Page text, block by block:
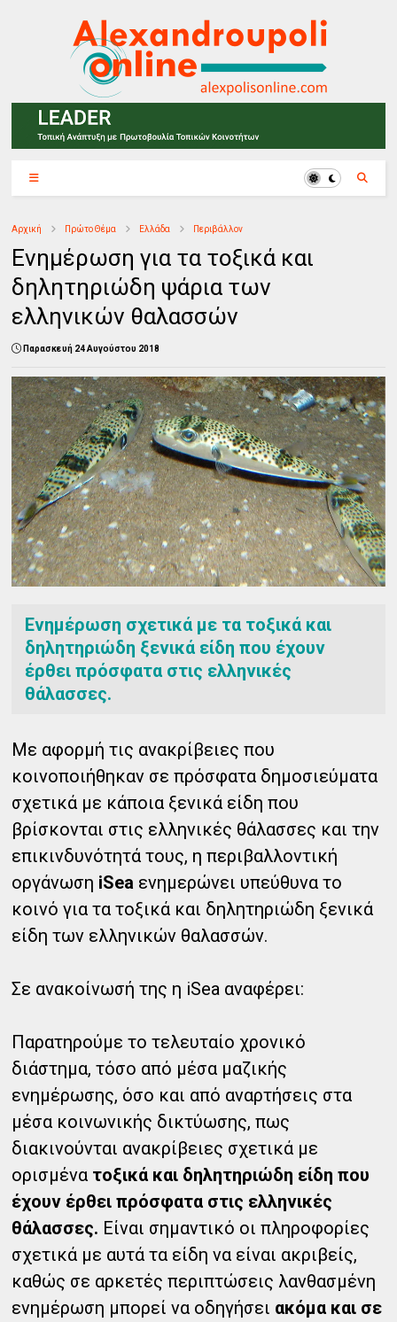
Αρχική Πρώτο Θέμα Ελλάδα Περιβάλλον
Ενημέρωση για τα τοξικά και
δηλητηριώδη ψάρια των
ελληνικών θαλασσών
Παρασκευή 24 Αυγούστου 2018
Ενημέρωση σχετικά με τα τοξικά και
δηλητηριώδη ξενικά είδη που έχουν
έρθει πρόσφατα στις ελληνικές
θάλασσες.
Με αφορμή τις ανακρίβειες που
κοινοποιήθηκαν σε πρόσφατα δημοσιεύματα
σχετικά με κάποια ξενικά είδη που
βρίσκονται στις ελληνικές θάλασσες και την
επικινδυνότητά τους, η περιβαλλοντική
οργάνωση iSea ενημερώνει υπεύθυνα το
κοινό για τα τοξικά και δηλητηριώδη ξενικά
είδη των ελληνικών θαλασσών.
Σε ανακοίνωσή της η iSea αναφέρει:
Παρατηρούμε το τελευταίο χρονικό
διάστημα, τόσο από μέσα μαζικής
ενημέρωσης, όσο και από αναρτήσεις στα
μέσα κοινωνικής δικτύωσης, πως
διακινούνται ανακρίβειες σχετικά με
ορισμένα τοξικά και δηλητηριώδη είδη που
έχουν έρθει πρόσφατα στις ελληνικές
θάλασσες. Είναι σημαντικό οι πληροφορίες
σχετικά με αυτά τα είδη να είναι ακριβείς,
καθώς σε αρκετές περιπτώσεις λανθασμένη
ενημέρωση μπορεί να οδηγήσει ακόμα και σε